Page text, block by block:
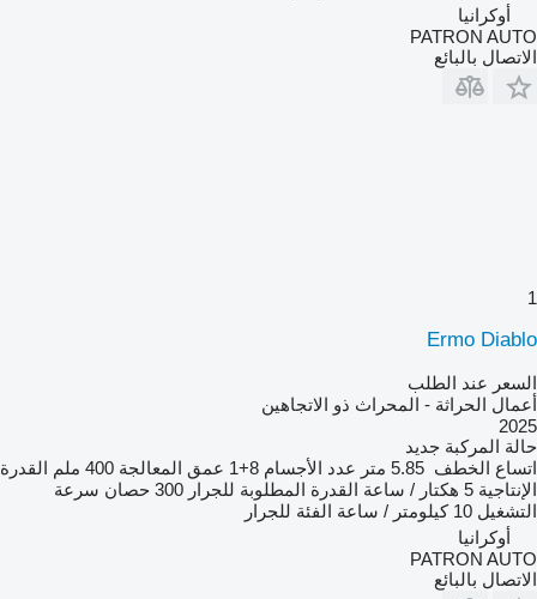
أوكرانيا
PATRON AUTO
الاتصال بالبائع
1
Ermo Diablo
السعر عند الطلب
أعمال الحراثة - المحراث ذو الاتجاهين
2025
حالة المركبة جديد
اتساع الخطف 5.85 متر عدد الأجسام 8+1 عمق المعالجة 400 ملم
القدرة
الإنتاجية 5 هكتار / ساعة القدرة المطلوبة للجرار 300 حصان
سرعة
التشغيل 10 كيلومتر / ساعة الفئة للجرار
أوكرانيا
PATRON AUTO
الاتصال بالبائع